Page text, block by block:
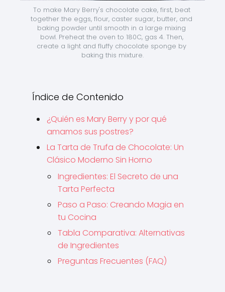
To make Mary Berry's chocolate cake, first, beat
together the eggs, flour, caster sugar, butter, and
baking powder until smooth in a large mixing
bowl. Preheat the oven to 180C, gas 4. Then,
create a light and fluffy chocolate sponge by
baking this mixture.
Índice de Contenido
¿Quién es Mary Berry y por qué
amamos sus postres?
La Tarta de Trufa de Chocolate: Un
Clásico Moderno Sin Horno
Ingredientes: El Secreto de una
Tarta Perfecta
Paso a Paso: Creando Magia en
tu Cocina
Tabla Comparativa: Alternativas
de Ingredientes
Preguntas Frecuentes (FAQ)